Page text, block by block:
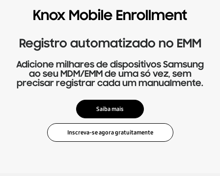
Knox Mobile Enrollment
Registro automatizado no EMM
Adicione milhares de dispositivos Samsung
ao seu MDM/EMM de uma só vez, sem
precisar registrar cada um manualmente.
Saiba mais